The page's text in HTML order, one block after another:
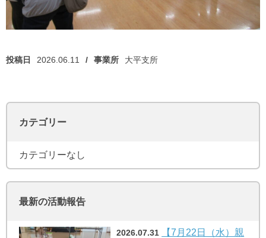
投稿日 2026.06.11 事業所 大平支所
カテゴリー
カテゴリーなし
最新の活動報告
2026.07.31
【7月22日（水）親